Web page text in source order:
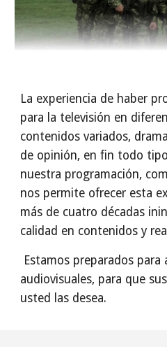
La experiencia de haber
para la televisión en
contenidos variados,
de opinión, en fin todo
nuestra programación,
nos permite ofrecer esta
más de cuatro décadas
calidad en contenidos y
audiovisuales, para que
usted las desea.